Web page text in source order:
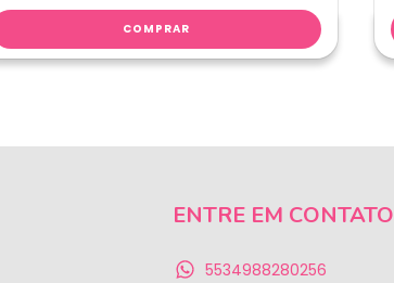
ENTRE EM CONTATO
5534988280256